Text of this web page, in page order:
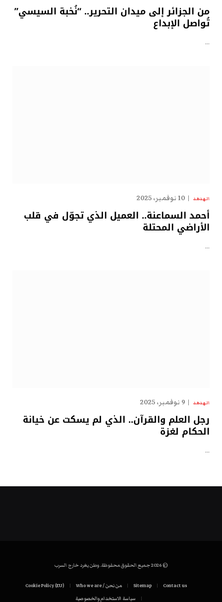
من الجزائر إلى ميدان التحرير.. “نُخبة السيسي”
تُواصل الإبداع
…
الهدهد 10 نوفمبر، 2025
أحمد السماعنة.. العميل الذي تجوّل في قلب
الأراضي المحتلة
…
الهدهد 9 نوفمبر، 2025
رجل العلم والقرآن.. الذي لم يسكت عن خيانة
الحكام لغزة
…
© 2026 جميع الحقوق محفوظة. وطن يغرد خارج السرب
Contact us
Sitemap من نحن / Who we are
Cookie Policy (EU)
سياسة الاستخدام والخصوصية